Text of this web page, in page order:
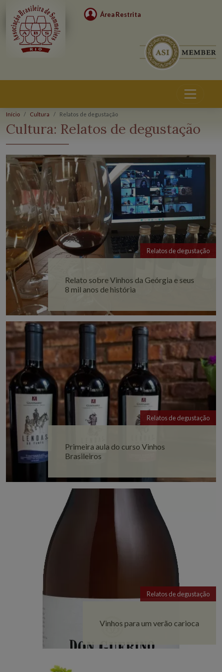
Área Restrita
Início Cultura Relatos de degustação
Cultura: Relatos de degustação
Relatos de degustação
Relato sobre Vinhos da Geórgia e seus
8 mil anos de história
Relatos de degustação
Primeira aula do curso Vinhos
Brasileiros
Relatos de degustação
Vinhos para um verão carioca